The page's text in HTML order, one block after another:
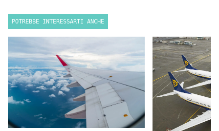
POTREBBE INTERESSARTI ANCHE